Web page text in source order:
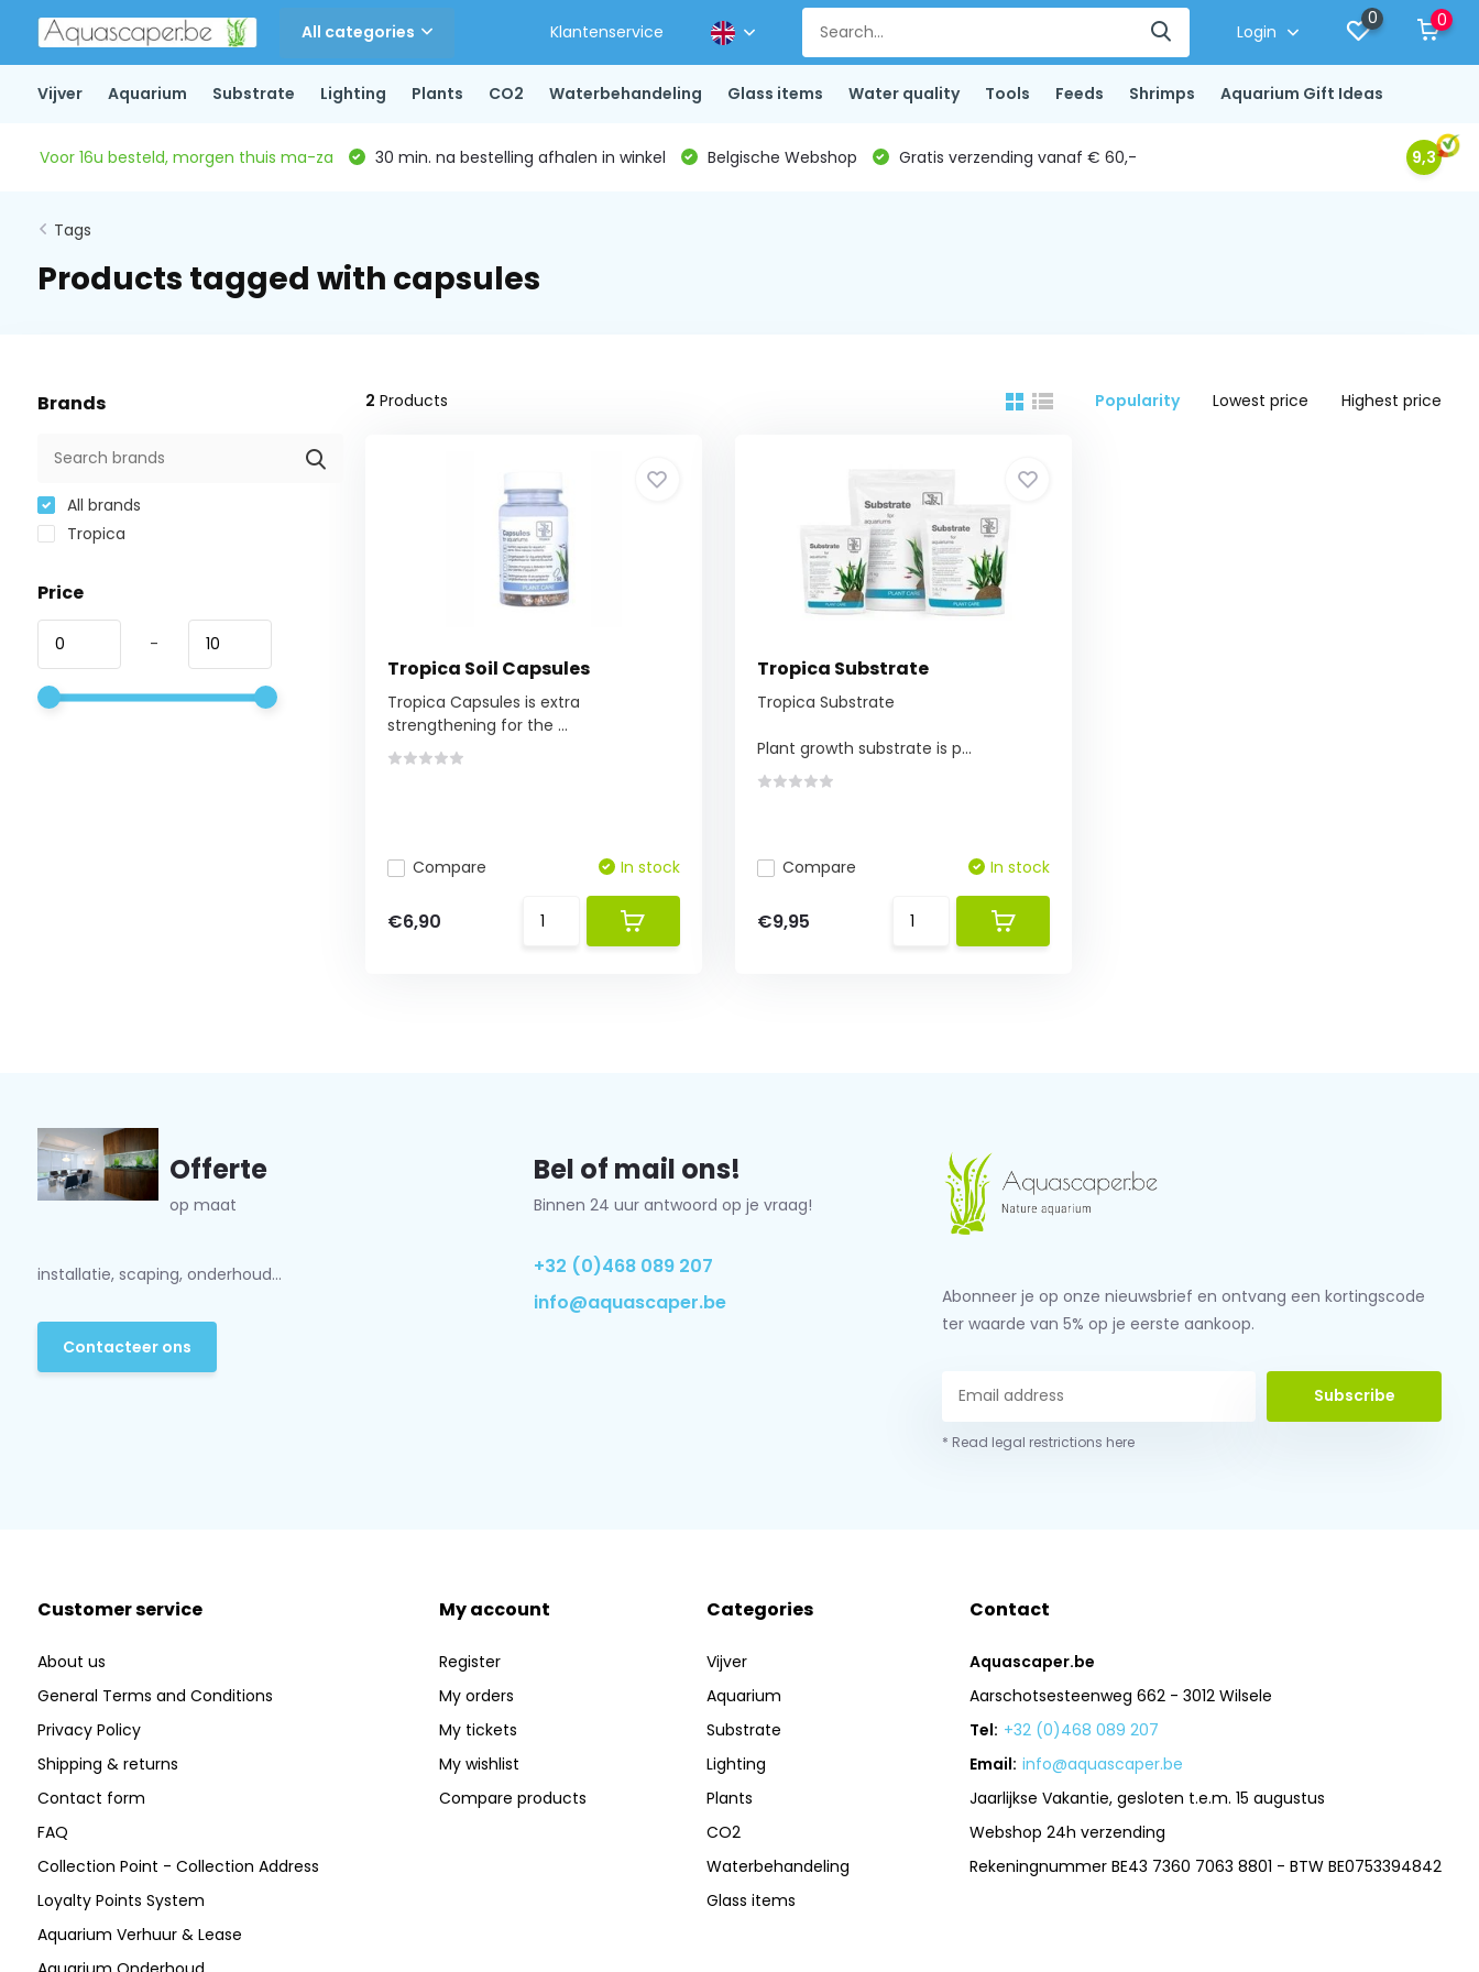
All categories Klantenservice Login
0 0
Vijver Aquarium Substrate Lighting Plants CO2 Waterbehandeling Glass items Water quality Tools Feeds Shrimps Aquarium Gift Ideas
Voor 16u besteld, morgen thuis ma-za 30 min. na bestelling afhalen in winkel Belgische Webshop Gratis verzending vanaf € 60,- 9,3
Tags
Products tagged with capsules
Brands
All brands
Tropica
Price
-
2 Products Popularity Lowest price Highest price
Tropica Soil Capsules
Tropica Capsules is extra
strengthening for the ...
Compare In stock
€6,90
Tropica Substrate
Tropica Substrate
Plant growth substrate is p...
Compare In stock
€9,95
Offerte
op maat
installatie, scaping, onderhoud...
Contacteer ons
Bel of mail ons!
Binnen 24 uur antwoord op je vraag!
+32 (0)468 089 207
info@aquascaper.be
Abonneer je op onze nieuwsbrief en ontvang een kortingscode
ter waarde van 5% op je eerste aankoop.
Subscribe
* Read legal restrictions here
Customer service
About us
General Terms and Conditions
Privacy Policy
Shipping & returns
Contact form
FAQ
Collection Point - Collection Address
Loyalty Points System
Aquarium Verhuur & Lease
My account
Register
My orders
My tickets
My wishlist
Compare products
Categories
Vijver
Aquarium
Substrate
Lighting
Plants
CO2
Waterbehandeling
Glass items
Contact
Aquascaper.be
Aarschotsesteenweg 662 - 3012 Wilsele
Tel: +32 (0)468 089 207
Email: info@aquascaper.be
Jaarlijkse Vakantie, gesloten t.e.m. 15 augustus
Webshop 24h verzending
Rekeningnummer BE43 7360 7063 8801 - BTW BE0753394842